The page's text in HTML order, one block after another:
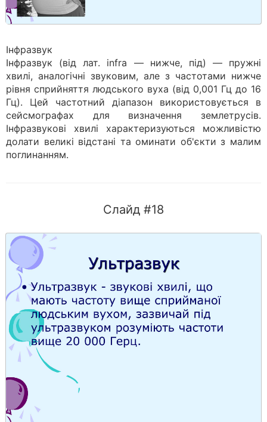
Інфразвук
Інфразвук (від лат. infra — нижче, під) — пружні
хвилі, аналогічні звуковим, але з частотами нижче
рівня сприйняття людського вуха (від 0,001 Гц до 16
Гц). Цей частотний діапазон використовується в
сейсмографах для визначення землетрусів.
Інфразвукові хвилі характеризуються можливістю
долати великі відстані та оминати об'єкти з малим
поглинанням.
Слайд #18